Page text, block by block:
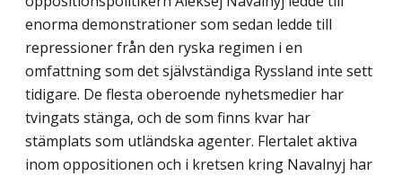
enorma demonstrationer som sedan ledde till
repressioner från den ryska regimen i en
omfattning som det självständiga Ryssland inte sett
tidigare. De flesta oberoende nyhetsmedier har
tvingats stänga, och de som finns kvar har
stämplats som utländska agenter. Flertalet aktiva
inom oppositionen och i kretsen kring Navalnyj har